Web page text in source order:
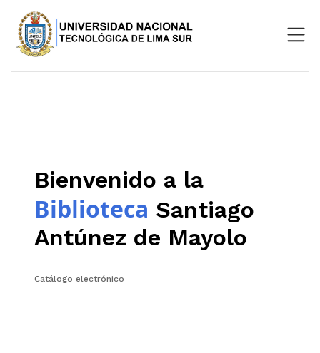
Aula Virtual
Bienvenido a la
Biblioteca Santiago
Antúnez de Mayolo
Catálogo electrónico